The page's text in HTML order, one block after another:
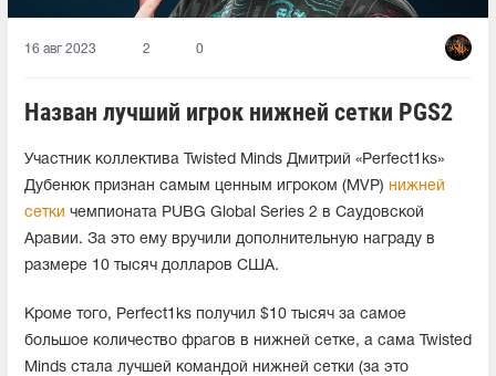
16 авг 2023 2 0
Назван лучший игрок нижней сетки PGS2
Участник коллектива Twisted Minds Дмитрий «Perfect1ks»
Дубенюк признан самым ценным игроком (MVP) нижней
сетки чемпионата PUBG Global Series 2 в Саудовской
Аравии. За это ему вручили дополнительную награду в
размере 10 тысяч долларов США.
Кроме того, Perfect1ks получил $10 тысяч за самое
большое количество фрагов в нижней сетке, а сама Twisted
Minds стала лучшей командой нижней сетки (за это